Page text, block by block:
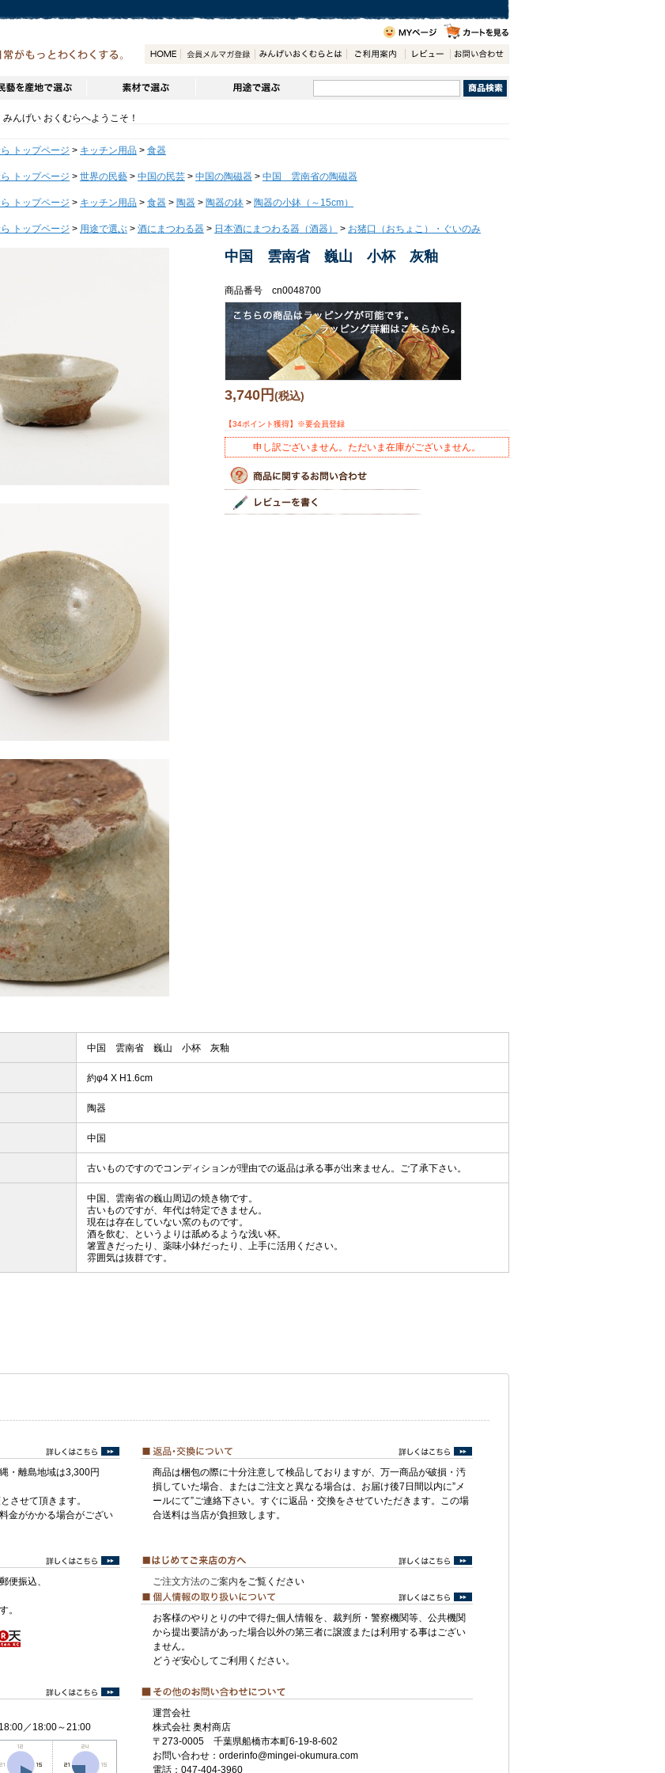
んげい おくむらへようこそ！
トップページ > キッチン用品 > 食器
トップページ > 世界の民藝 > 中国の民芸 > 中国の陶磁器 > 中国 雲南省の陶磁器
トップページ > キッチン用品 > 食器 > 陶器 > 陶器の鉢 > 陶器の小鉢（～15cm）
トップページ > 用途で選ぶ > 酒にまつわる器 > 日本酒にまつわる器（酒器） > お猪口（おちょこ）・ぐいのみ
中国 雲南省 巍山 小杯 灰釉
商品番号 cn0048700
3,740円(税込)
【34ポイント獲得】※要会員登録
申し訳ございません。ただいま在庫がございません。
中国 雲南省 巍山 小杯 灰釉
約φ4 X H1.6cm
陶器
中国
古いものですのでコンディションが理由での返品は承る事が出来ません。ご了承下さい。
中国、雲南省の巍山周辺の焼き物です。
古いものですが、年代は特定できません。
現在は存在していない窯のものです。
酒を飲む、というよりは舐めるような浅い杯。
箸置きだったり、薬味小鉢だったり、上手に活用ください。
雰囲気は抜群です。
・離島地域は3,300円
させて頂きます。
金がかかる場合がござい
商品は梱包の際に十分注意して検品しておりますが、万一商品が破損・汚
損していた場合、またはご注文と異なる場合は、お届け後7日間以内に”メ
ールにて”ご連絡下さい。すぐに返品・交換をさせていただきます。この場
合送料は当店が負担致します。
便振込、
。
ご注文方法のご案内をご覧ください
お客様のやりとりの中で得た個人情報を、裁判所・警察機関等、公共機関
から提出要請があった場合以外の第三者に譲渡または利用する事はござい
ません。
どうぞ安心してご利用ください。
／18:00～21:00
運営会社
株式会社 奥村商店
〒273-0005 千葉県船橋市本町6-19-8-602
お問い合わせ：orderinfo@mingei-okumura.com
電話：047-404-3960